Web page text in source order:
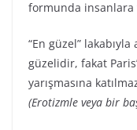
formunda insanlara
“En güzel”
güzelidir, fakat
yarışmasına
(Erotizmle veya bir